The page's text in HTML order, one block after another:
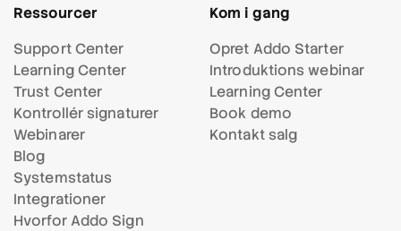
Ressourcer
Support Center
Learning Center
Trust Center
Kontrollér signaturer
Webinarer
Blog
Systemstatus
Integrationer
Hvorfor Addo Sign
Kom i gang
Opret Addo Starter
Introduktions webinar
Learning Center
Book demo
Kontakt salg